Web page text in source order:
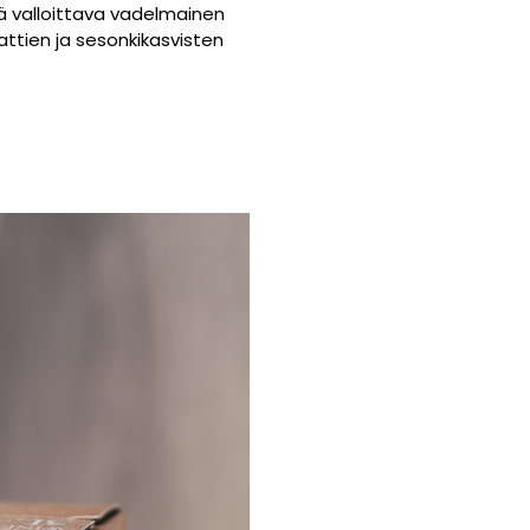
valloittava vadelmainen
ja sesonkikasvisten